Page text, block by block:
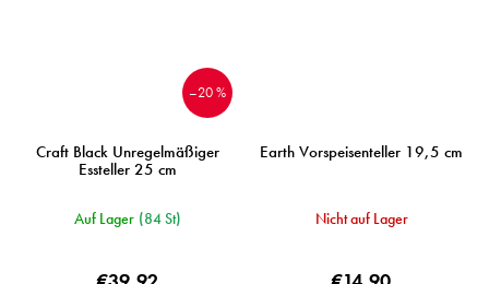
–20 %
Craft Black Unregelmäßiger
Essteller 25 cm
Auf Lager (84 St)
Earth Vorspeisenteller 19,5 cm
Nicht auf Lager